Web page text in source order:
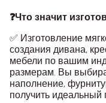
❓Что значит
✅ Изготовление
создания дивана,
мебели по вашим
размерам. Вы
наполнение,
получить идеальный